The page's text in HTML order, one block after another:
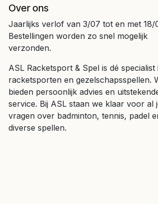
Over ons
Jaarlijks verlof van 3/07 tot en met 18/
Bestellingen worden zo snel mogelijk
verzonden.
ASL Racketsport & Spel is dé specialist
racketsporten en gezelschapsspellen.
bieden persoonlijk advies en
service. Bij ASL staan we klaar voor al
vragen over badminton, tennis, padel
diverse spellen.